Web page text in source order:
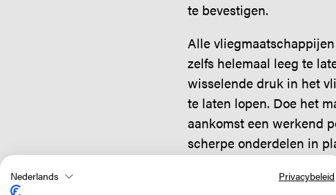
te bevestigen.
Alle
zelfs helemaal leeg te
wisselende druk in het
te laten lopen. Doe het
aankomst een werkend
scherpe onderdelen in
Nederlands Privacybeleid